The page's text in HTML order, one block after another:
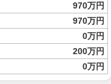
970万円
970万円
0万円
200万円
0万円